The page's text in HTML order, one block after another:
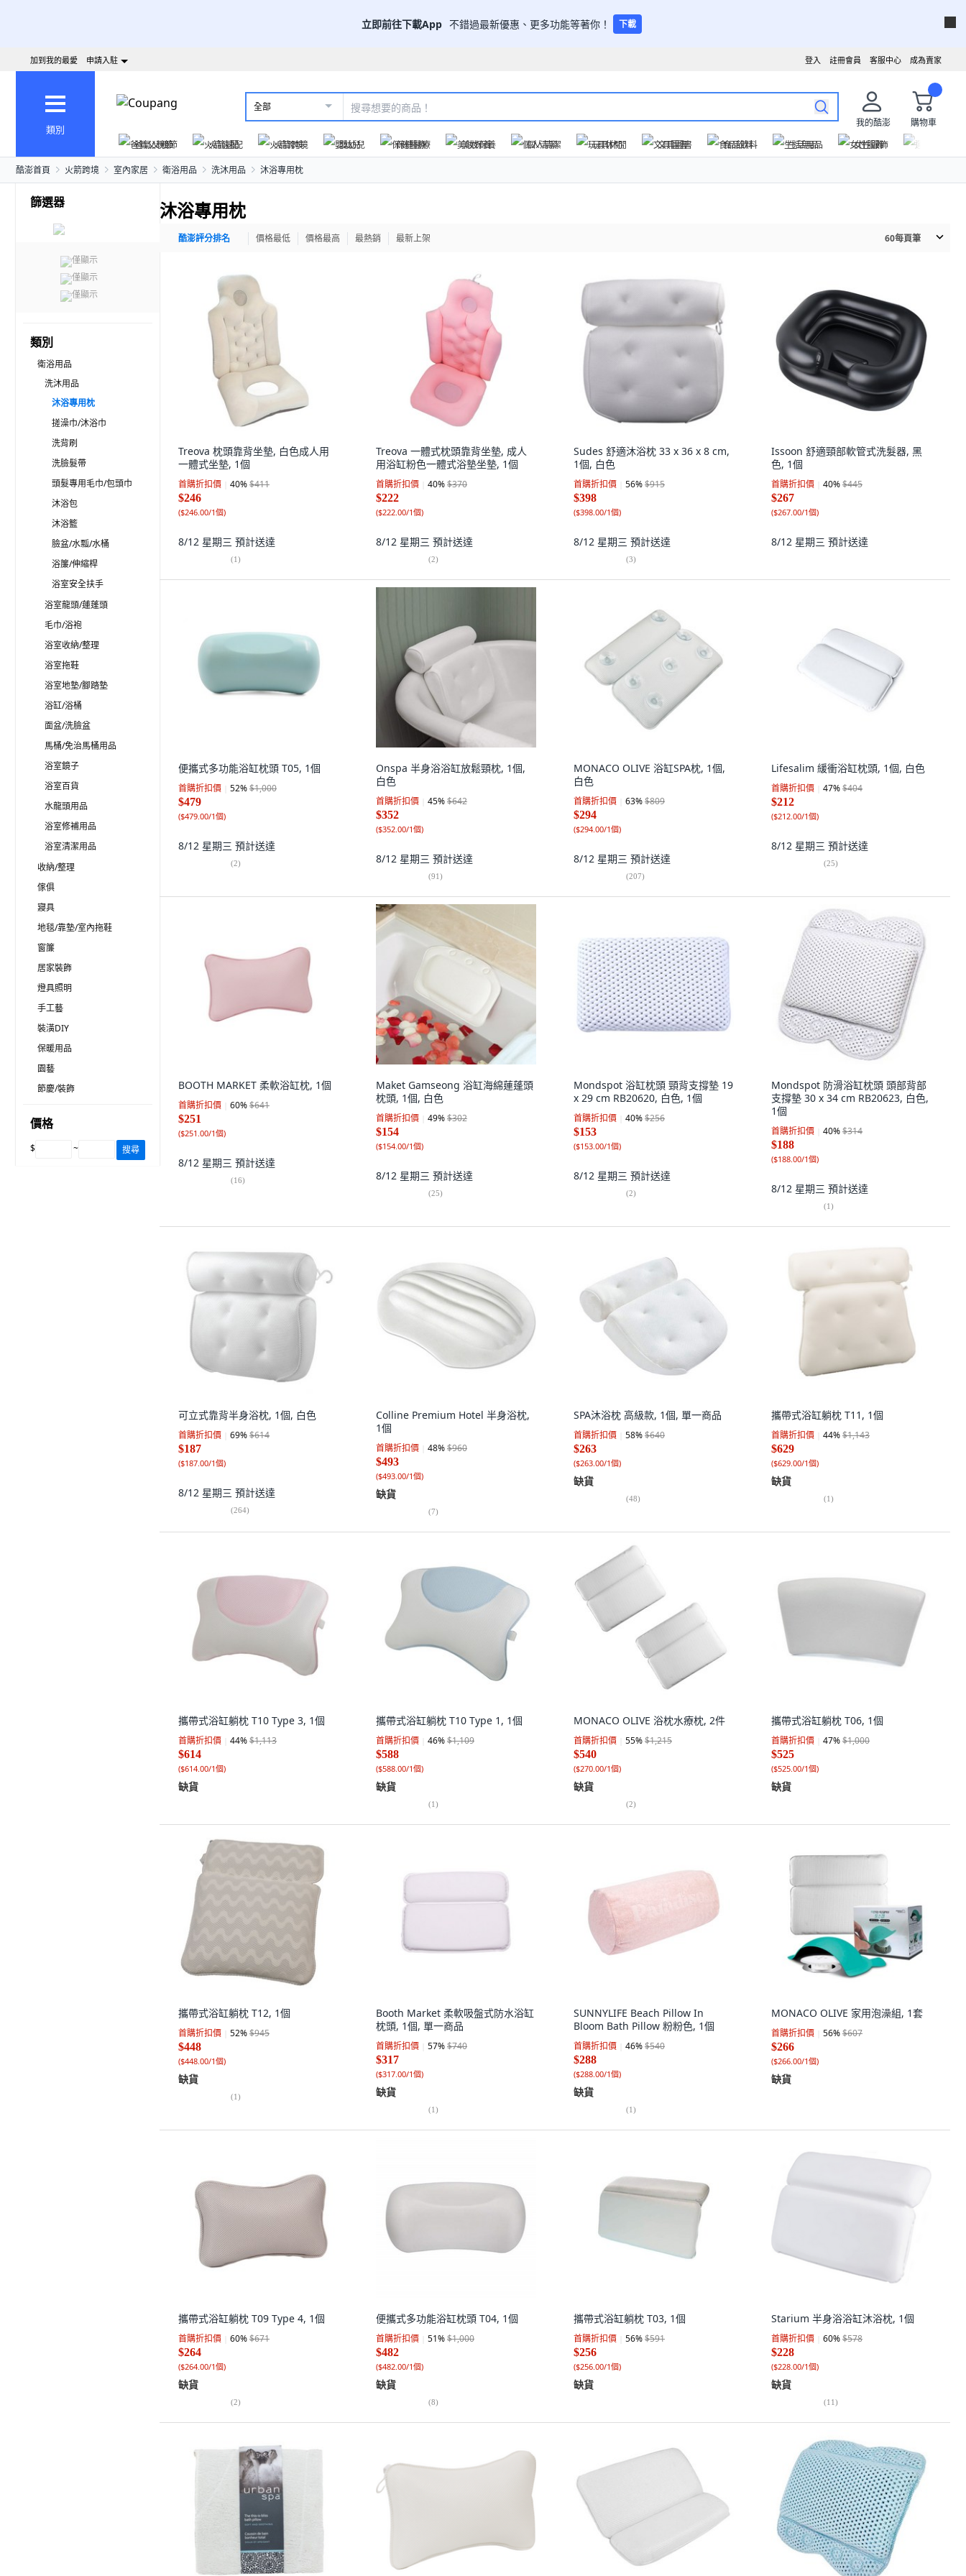
立即前往下載App 不錯過最新優惠、更多功能等著你！ 下載
成為賣家
客服中心
註冊會員
登入
加到我的最愛 申請入駐
類別
全部
我的酷澎
購物車
爸氣父親節
火箭速配 火箭跨境 嬰幼兒 保健醫療 美妝保養 個人清潔 玩具休閒 文具圖書 食品飲料 生活用品 女性服飾
酷澎首頁 火箭跨境 室內家居 衛浴用品 洗沐用品 沐浴專用枕
篩選器
僅顯示
僅顯示
僅顯示
類別
衛浴用品
洗沐用品
沐浴專用枕
搓澡巾/沐浴巾
洗背刷
洗臉髮帶
頭髮專用毛巾/包頭巾
沐浴包
沐浴籃
臉盆/水瓢/水桶
浴簾/伸縮桿
浴室安全扶手
浴室龍頭/蓮蓬頭
毛巾/浴袍
浴室收納/整理
浴室拖鞋
浴室地墊/腳踏墊
浴缸/浴桶
面盆/洗臉盆
馬桶/免治馬桶用品
浴室鏡子
浴室百貨
水龍頭用品
浴室修補用品
浴室清潔用品
收納/整理
傢俱
寢具
地毯/靠墊/室內拖鞋
窗簾
居家裝飾
燈具照明
手工藝
裝潢DIY
保暖用品
園藝
節慶/裝飾
價格
$ ~ 搜尋
沐浴專用枕
酷澎評分排名 價格最低 價格最高 最熱銷 最新上架 60每頁筆
Treova 枕頭靠背坐墊, 白色成人用
一體式坐墊, 1個
首購折扣價 40%$411
$246
($246.00/1個)
8/12 星期三 預計送達
(1)
Treova 一體式枕頭靠背坐墊, 成人
用浴缸粉色一體式浴墊坐墊, 1個
首購折扣價 40%$370
$222
($222.00/1個)
8/12 星期三 預計送達
(2)
Sudes 舒適沐浴枕 33 x 36 x 8 cm,
1個, 白色
首購折扣價 56%$915
$398
($398.00/1個)
8/12 星期三 預計送達
(3)
Issoon 舒適頸部軟管式洗髮器, 黑
色, 1個
首購折扣價 40%$445
$267
($267.00/1個)
8/12 星期三 預計送達
便攜式多功能浴缸枕頭 T05, 1個
首購折扣價 52%$1,000
$479
($479.00/1個)
8/12 星期三 預計送達
(2)
Onspa 半身浴浴缸放鬆頸枕, 1個,
白色
首購折扣價 45%$642
$352
($352.00/1個)
8/12 星期三 預計送達
(91)
MONACO OLIVE 浴缸SPA枕, 1個,
白色
首購折扣價 63%$809
$294
($294.00/1個)
8/12 星期三 預計送達
(207)
Lifesalim 緩衝浴缸枕頭, 1個, 白色
首購折扣價 47%$404
$212
($212.00/1個)
8/12 星期三 預計送達
(25)
BOOTH MARKET 柔軟浴缸枕, 1個
首購折扣價 60%$641
$251
($251.00/1個)
8/12 星期三 預計送達
(16)
Maket Gamseong 浴缸海綿蓮蓬頭
枕頭, 1個, 白色
首購折扣價 49%$302
$154
($154.00/1個)
8/12 星期三 預計送達
(25)
Mondspot 浴缸枕頭 頸背支撐墊 19
x 29 cm RB20620, 白色, 1個
首購折扣價 40%$256
$153
($153.00/1個)
8/12 星期三 預計送達
(2)
Mondspot 防滑浴缸枕頭 頭部背部
支撐墊 30 x 34 cm RB20623, 白色,
1個
首購折扣價 40%$314
$188
($188.00/1個)
8/12 星期三 預計送達
(1)
可立式靠背半身浴枕, 1個, 白色
首購折扣價 69%$614
$187
($187.00/1個)
8/12 星期三 預計送達
(264)
Colline Premium Hotel 半身浴枕,
1個
首購折扣價 48%$960
$493
($493.00/1個)
缺貨
(7)
SPA沐浴枕 高級款, 1個, 單一商品
首購折扣價 58%$640
$263
($263.00/1個)
缺貨
(48)
攜帶式浴缸躺枕 T11, 1個
首購折扣價 44%$1,143
$629
($629.00/1個)
缺貨
(1)
攜帶式浴缸躺枕 T10 Type 3, 1個
首購折扣價 44%$1,113
$614
($614.00/1個)
缺貨
攜帶式浴缸躺枕 T10 Type 1, 1個
首購折扣價 46%$1,109
$588
($588.00/1個)
缺貨
(1)
MONACO OLIVE 浴枕水療枕, 2件
首購折扣價 55%$1,215
$540
($270.00/1個)
缺貨
(2)
攜帶式浴缸躺枕 T06, 1個
首購折扣價 47%$1,000
$525
($525.00/1個)
缺貨
攜帶式浴缸躺枕 T12, 1個
首購折扣價 52%$945
$448
($448.00/1個)
缺貨
(1)
Booth Market 柔軟吸盤式防水浴缸
枕頭, 1個, 單一商品
首購折扣價 57%$740
$317
($317.00/1個)
缺貨
(1)
SUNNYLIFE Beach Pillow In
Bloom Bath Pillow 粉粉色, 1個
首購折扣價 46%$540
$288
($288.00/1個)
缺貨
(1)
MONACO OLIVE 家用泡澡組, 1套
首購折扣價 56%$607
$266
($266.00/1個)
缺貨
攜帶式浴缸躺枕 T09 Type 4, 1個
首購折扣價 60%$671
$264
($264.00/1個)
缺貨
(2)
便攜式多功能浴缸枕頭 T04, 1個
首購折扣價 51%$1,000
$482
($482.00/1個)
缺貨
(8)
攜帶式浴缸躺枕 T03, 1個
首購折扣價 56%$591
$256
($256.00/1個)
缺貨
Starium 半身浴浴缸沐浴枕, 1個
首購折扣價 60%$578
$228
($228.00/1個)
缺貨
(11)